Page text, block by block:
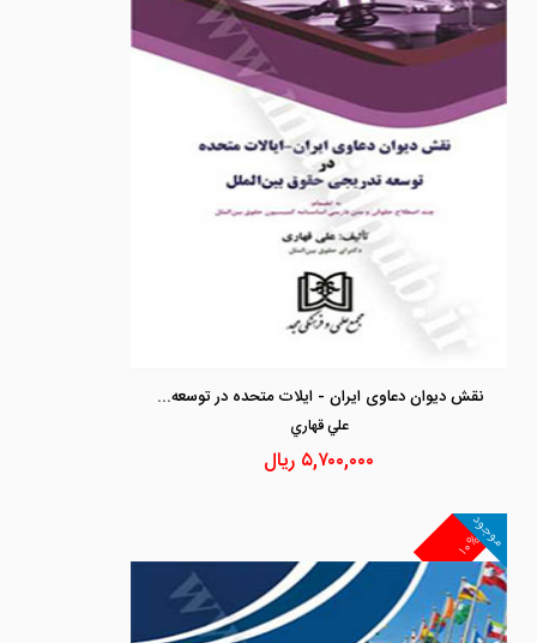
نقش دیوان دعاوی ایران - ایلات متحده در توسعه تدریجی حقوق بین الملل
علي قهاري
۵,۷۰۰,۰۰۰ ریال
۱۰%
موجود